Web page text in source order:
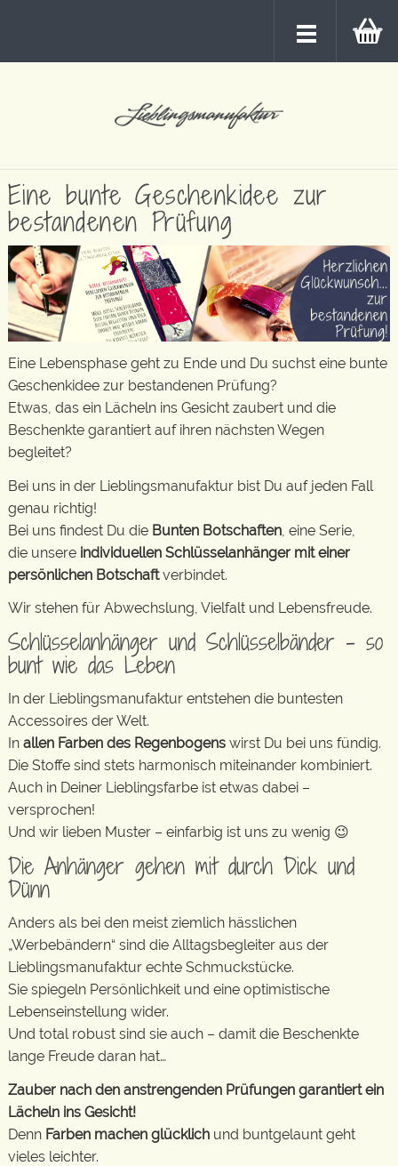
Eine bunte Geschenkidee zur
bestandenen Prüfung
Eine Lebensphase geht zu Ende und Du suchst eine bunte
Geschenkidee zur bestandenen Prüfung?
Etwas, das ein Lächeln ins Gesicht zaubert und die
Beschenkte garantiert auf ihren nächsten Wegen
begleitet?
Bei uns in der Lieblingsmanufaktur bist Du auf jeden Fall
genau richtig!
Bei uns findest Du die Bunten Botschaften , eine Serie,
die unsere individuellen Schlüsselanhänger mit einer
persönlichen Botschaftverbindet.
Wir stehen für Abwechslung, Vielfalt und Lebensfreude.
Schlüsselanhänger und Schlüsselbänder – so
bunt wie das Leben
In der Lieblingsmanufaktur entstehen die buntesten
Accessoires der Welt.
In allen Farben des Regenbogens wirst Du bei uns fündig.
Die Stoffe sind stets harmonisch miteinander kombiniert.
Auch in Deiner Lieblingsfarbe ist etwas dabei –
versprochen!
Und wir lieben Muster – einfarbig ist uns zu wenig 😉
Die Anhänger gehen mit durch Dick und
Dünn
Anders als bei den meist ziemlich hässlichen
„Werbebändern“ sind die Alltagsbegleiter aus der
Lieblingsmanufaktur echte Schmuckstücke.
Sie spiegeln Persönlichkeit und eine optimistische
Lebenseinstellung wider.
Und total robust sind sie auch – damit die Beschenkte
lange Freude daran hat…
Zauber nach den anstrengenden Prüfungen garantiert ein
Lächeln ins Gesicht!
Denn Farben machen glücklich und buntgelaunt geht
vieles leichter.